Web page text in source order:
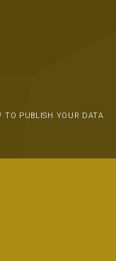
TO PUBLISH YOUR DATA